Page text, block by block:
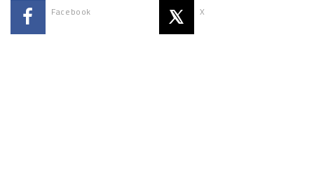
Facebook X